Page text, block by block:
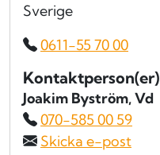
Sverige
0611-55 70 00
Kontaktperson(er)
Joakim Byström, Vd
070-585 00 59
Skicka e-post